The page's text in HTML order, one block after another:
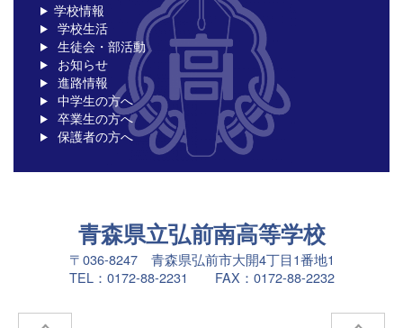
学校情報
学校生活
生徒会・部活動
お知らせ
進路情報
中学生の方へ
卒業生の方へ
保護者の方へ
青森県立弘前南高等学校
〒036-8247 青森県弘前市大開4丁目1番地1
TEL：0172-88-2231 FAX：0172-88-2232